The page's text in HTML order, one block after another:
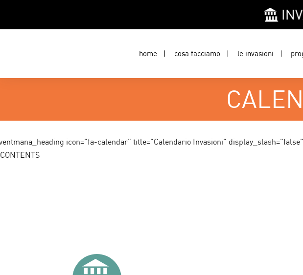
home cosa facciamo le invasioni
icon=”fa-calendar” title=”Calendario Invasioni”
CONTENTS